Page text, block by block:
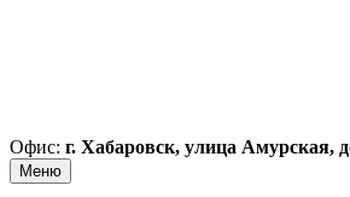
Офис: г. Хабаровск, улица Амурская,
Меню